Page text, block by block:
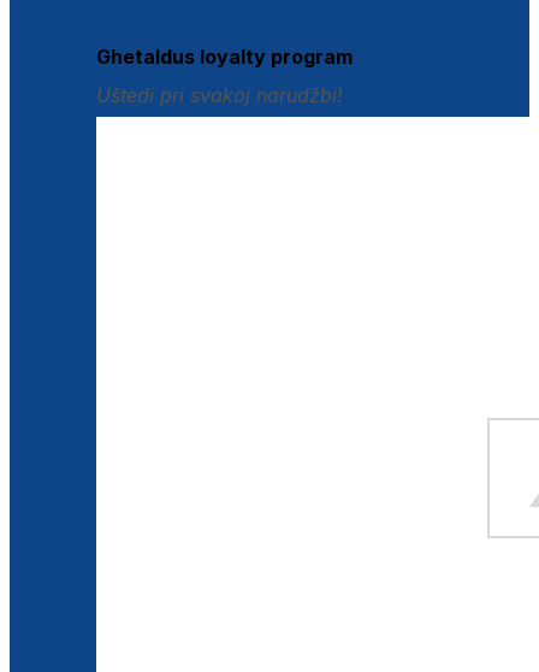
Ghetaldus loyalty program
Uštedi pri svakoj narudžbi!